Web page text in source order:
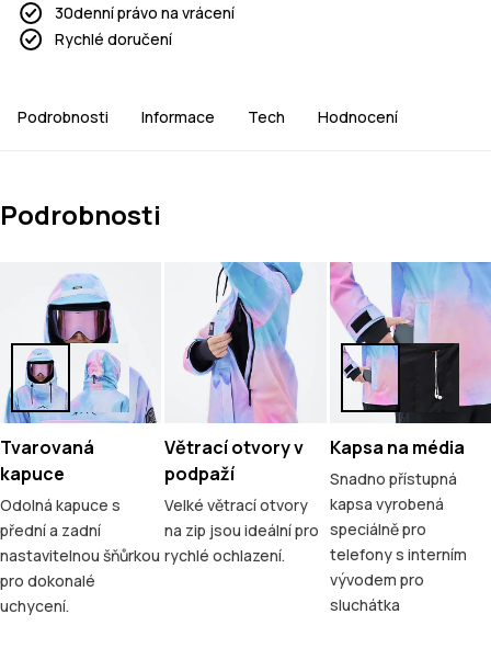
30denní právo na vrácení
Rychlé doručení
Podrobnosti Informace Tech Hodnocení
Podrobnosti
Tvarovaná
kapuce
Odolná kapuce s
přední a zadní
nastavitelnou šňůrkou
pro dokonalé
uchycení.
Větrací otvory v
podpaží
Velké větrací otvory
na zip jsou ideální pro
rychlé ochlazení.
Kapsa na média
Snadno přístupná
kapsa vyrobená
speciálně pro
telefony s interním
vývodem pro
sluchátka